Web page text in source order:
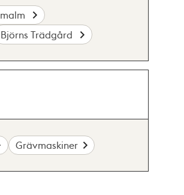
Björns Trädgård
Grävmaskiner